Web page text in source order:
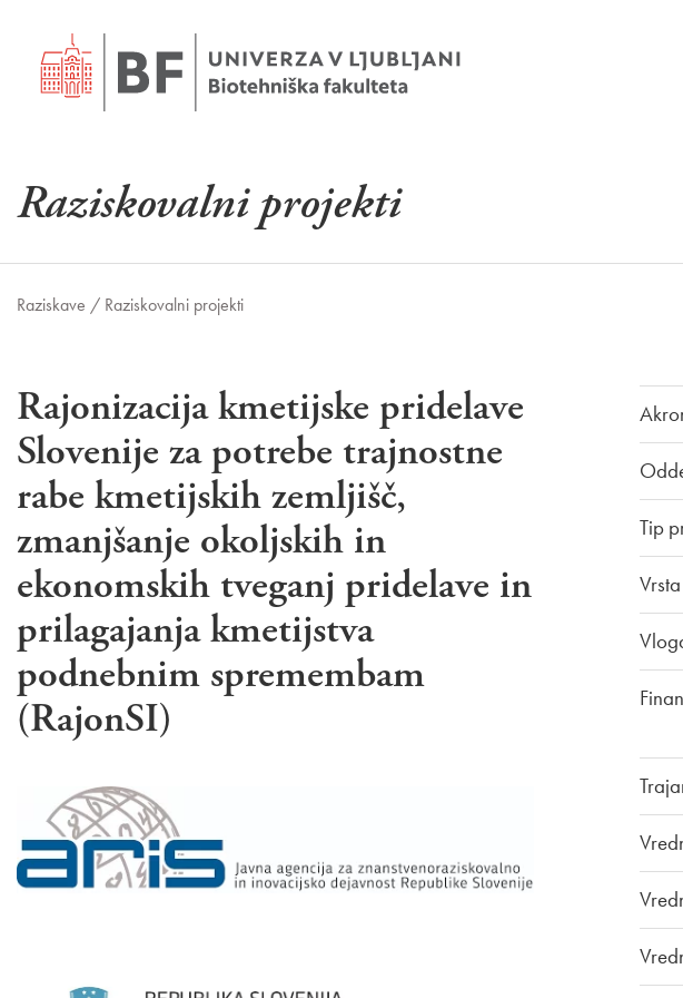
Raziskovalni projekti
Raziskave / Raziskovalni projekti
Rajonizacija kmetijske pridelave
Slovenije za potrebe trajnostne
rabe kmetijskih zemljišč,
zmanjšanje okoljskih in
ekonomskih tveganj pridelave in
prilagajanja kmetijstva
podnebnim spremembam
(RajonSI)
Tip